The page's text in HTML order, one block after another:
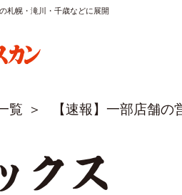
札幌・滝川・千歳などに展開
覧 【速報】一部店舗
クス